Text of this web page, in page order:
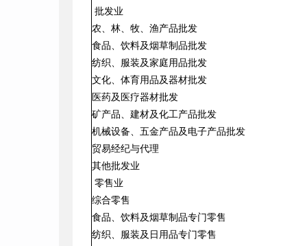
批发业
农、林、牧、渔产品批发
食品、饮料及烟草制品批发
纺织、服装及家庭用品批发
文化、体育用品及器材批发
医药及医疗器材批发
矿产品、建材及化工产品批发
机械设备、五金产品及电子产品批发
贸易经纪与代理
其他批发业
零售业
综合零售
食品、饮料及烟草制品专门零售
纺织、服装及日用品专门零售